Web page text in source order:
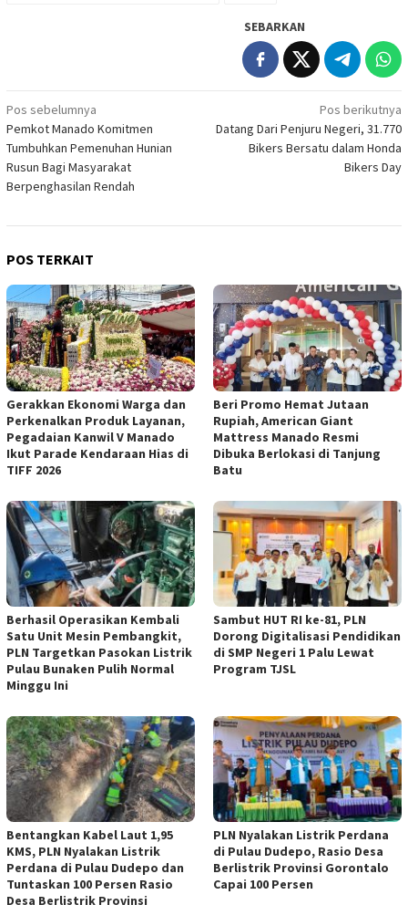
SEBARKAN
Navigasi
pos
Pos sebelumnya
Pemkot Manado Komitmen
Tumbuhkan Pemenuhan Hunian
Rusun Bagi Masyarakat
Berpenghasilan Rendah
Pos berikutnya
Datang Dari Penjuru Negeri, 31.770
Bikers Bersatu dalam Honda
Bikers Day
POS TERKAIT
Gerakkan Ekonomi Warga dan
Perkenalkan Produk Layanan,
Pegadaian Kanwil V Manado
Ikut Parade Kendaraan Hias di
TIFF 2026
Beri Promo Hemat Jutaan
Rupiah, American Giant
Mattress Manado Resmi
Dibuka Berlokasi di Tanjung
Batu
Berhasil Operasikan Kembali
Satu Unit Mesin Pembangkit,
PLN Targetkan Pasokan Listrik
Pulau Bunaken Pulih Normal
Minggu Ini
Sambut HUT RI ke-81, PLN
Dorong Digitalisasi Pendidikan
di SMP Negeri 1 Palu Lewat
Program TJSL
Bentangkan Kabel Laut 1,95
KMS, PLN Nyalakan Listrik
Perdana di Pulau Dudepo dan
Tuntaskan 100 Persen Rasio
Desa Berlistrik Provinsi
PLN Nyalakan Listrik Perdana
di Pulau Dudepo, Rasio Desa
Berlistrik Provinsi Gorontalo
Capai 100 Persen